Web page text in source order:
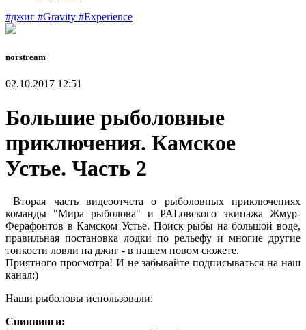
#джиг #Gravity #Experience
norstream
02.10.2017 12:51
Большие рыболовные
приключения. Камское
Устье. Часть 2
Вторая часть видеоотчета о рыболовных приключениях
команды "Мира рыболова" и PALовского экипажа Жмур-
Ферафонтов в Камском Устье. Поиск рыбы на большой воде,
правильная постановка лодки по рельефу и многие другие
тонкости ловли на джиг - в нашем новом сюжете.
Приятного просмотра! И не забывайте подписываться на наш
канал:)
Наши рыболовы использовали:
Спиннинги: